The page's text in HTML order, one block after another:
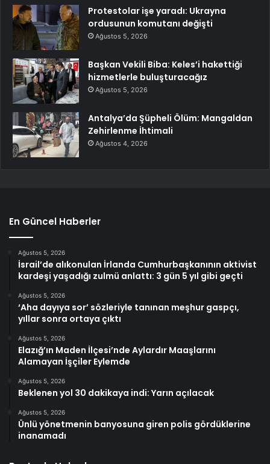
Protestolar işe yaradı: Ukrayna
ordusunun komutanı değişti
Ağustos 5, 2026
Başkan Vekili Biba: Keles’i hakettiği
hizmetlerle buluşturacağız
Ağustos 5, 2026
Antalya’da Şüpheli Ölüm: Mangaldan
Zehirlenme İhtimali
Ağustos 4, 2026
En Güncel Haberler
Ağustos 5, 2026
İsrail’de alıkonulan İrlanda Cumhurbaşkanının aktivist
kardeşi yaşadığı zulmü anlattı: 3 gün 5 yıl gibi geçti
Ağustos 5, 2026
‘Aha dayıya sor’ sözleriyle tanınan meşhur gaspçı,
yıllar sonra ortaya çıktı
Ağustos 5, 2026
Elazığ’ın Maden İlçesi’nde Aylardır Maaşlarını
Alamayan İşçiler Eylemde
Ağustos 5, 2026
Beklenen yol 30 dakikaya indi: Yarın açılacak
Ağustos 5, 2026
Ünlü yönetmenin banyosuna giren polis gördüklerine
inanamadı